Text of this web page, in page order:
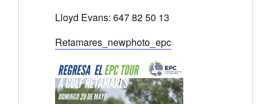
Lloyd Evans: 647 82 50 13
Retamares_newphoto_epc